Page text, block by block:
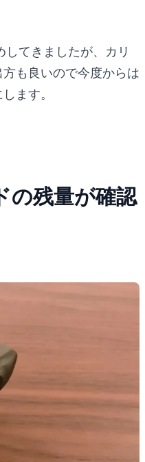
してきましたが、カリ
も良いので今度からは
ます。
の残量が確認